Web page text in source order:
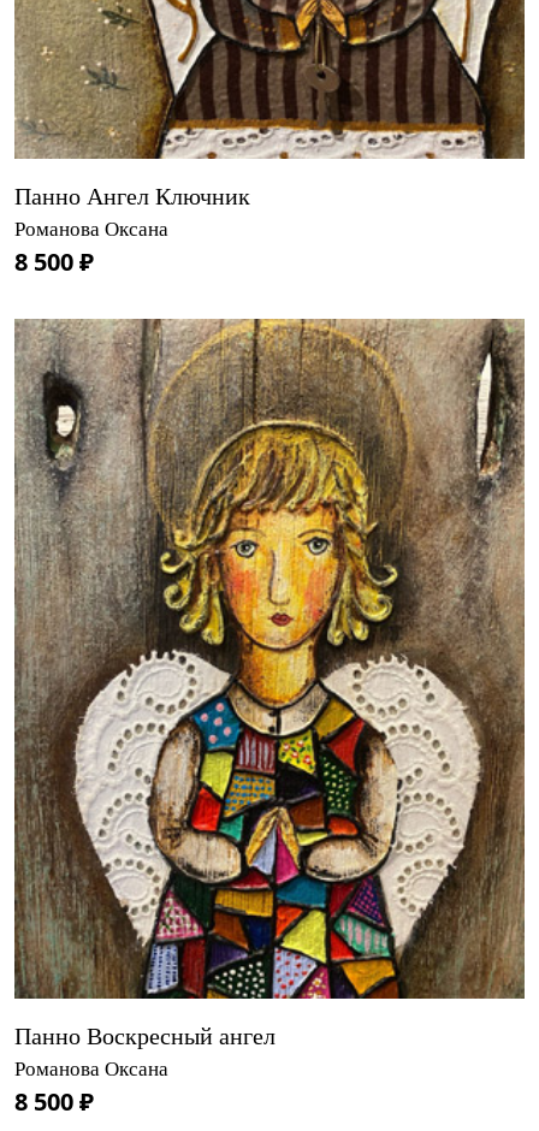
Панно Ангел Ключник
Романова Оксана
8 500 ₽
Панно Воскресный ангел
Романова Оксана
8 500 ₽